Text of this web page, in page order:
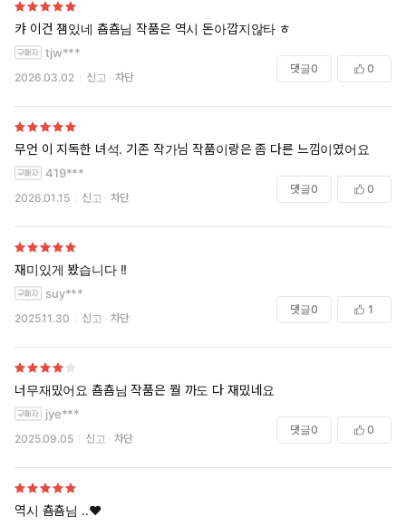
캬 이건 잼있네 춈춈님 작품은 역시 돈아깝지않타 ㅎ
tjw***
2026.03.02 신고 차단
댓글0 0
무언 이 지독한 녀석. 기존 작가님 작품이랑은 좀 다른 느낌이였어요
419***
2026.01.15 신고 차단
댓글0 0
재미있게 봤습니다 !!
suy***
2025.11.30 신고 차단
댓글0 1
너무재밌어요 춈춈님 작품은 뭘 까도 다 재밌네요
jye***
2025.09.05 신고 차단
댓글0 0
역시 춈춈님 ..♥